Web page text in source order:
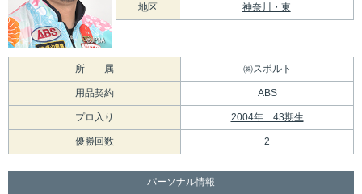
地区 神奈川・東
所 属 ㈱スポルト
用品契約 ABS
プロ入り 2004年 43期生
優勝回数 2
パーソナル情報